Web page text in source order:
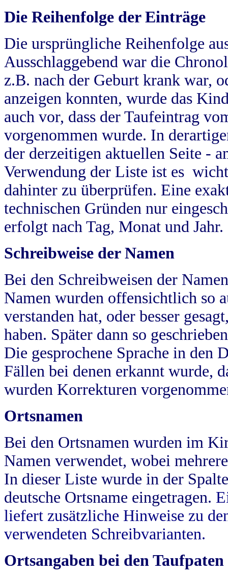
Die Reihenfolge der Einträge
Die ursprüngliche Reihenfolge
Ausschlaggebend war die
z.B. nach der Geburt krank war,
anzeigen konnten, wurde das
auch vor, dass der Taufeintrag
vorgenommen wurde. In
der derzeitigen aktuellen Seite -
Verwendung der Liste ist es
dahinter zu überprüfen. Eine
technischen Gründen nur
erfolgt nach Tag, Monat und Jahr.
Schreibweise der Namen
Bei den Schreibweisen der
Namen wurden offensichtlich so
verstanden hat, oder besser
haben. Später dann so
Die gesprochene Sprache in
Fällen bei denen erkannt wurde,
wurden Korrekturen
Ortsnamen
Bei den Ortsnamen wurden im
Namen verwendet, wobei
In dieser Liste wurde in der
deutsche Ortsname eingetragen.
liefert zusätzliche Hinweise zu
verwendeten Schreibvarianten.
Ortsangaben bei den Taufpaten